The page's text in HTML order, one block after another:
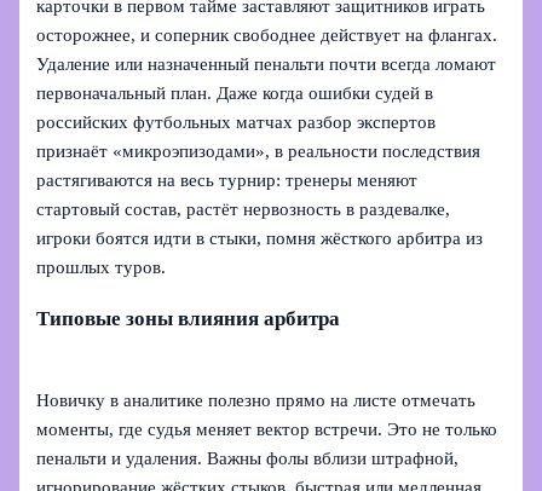
карточки в первом тайме заставляют защитников играть
осторожнее, и соперник свободнее действует на флангах.
Удаление или назначенный пенальти почти всегда ломают
первоначальный план. Даже когда ошибки судей в
российских футбольных матчах разбор экспертов
признаёт «микроэпизодами», в реальности последствия
растягиваются на весь турнир: тренеры меняют
стартовый состав, растёт нервозность в раздевалке,
игроки боятся идти в стыки, помня жёсткого арбитра из
прошлых туров.
Типовые зоны влияния арбитра
Новичку в аналитике полезно прямо на листе отмечать
моменты, где судья меняет вектор встречи. Это не только
пенальти и удаления. Важны фолы вблизи штрафной,